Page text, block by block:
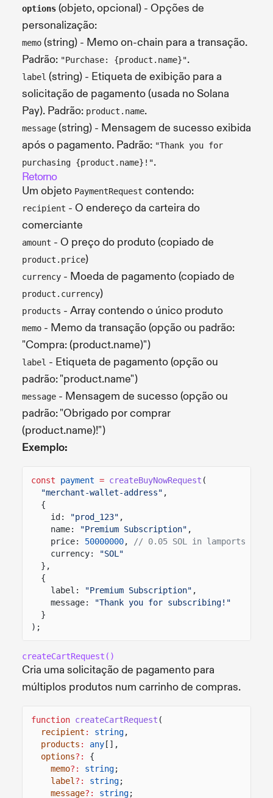
options (objeto, opcional) - Opções de
personalização:
memo (string) - Memo on-chain para a transação.
Padrão: "Purchase: {product.name}".
label (string) - Etiqueta de exibição para a
solicitação de pagamento (usada no Solana
Pay). Padrão: product.name.
message (string) - Mensagem de sucesso exibida
após o pagamento. Padrão: "Thank you for
purchasing {product.name}!".
Retorno
Um objeto PaymentRequest contendo:
recipient - O endereço da carteira do
comerciante
amount - O preço do produto (copiado de
product.price)
currency - Moeda de pagamento (copiado de
product.currency)
products - Array contendo o único produto
memo - Memo da transação (opção ou padrão:
"Compra: (product.name)")
label - Etiqueta de pagamento (opção ou
padrão: "product.name")
message - Mensagem de sucesso (opção ou
padrão: "Obrigado por comprar
(product.name)!")
Exemplo:
const payment = createBuyNowRequest (
"merchant-wallet-address" ,
{
id:
"prod_123" ,
name:
"Premium Subscription" ,
price:
50000000,
// 0.05 SOL in lamports
currency:
"SOL"
},
{
label:
"Premium Subscription" ,
message:
"Thank you for subscribing!"
}
);
createCartRequest()
Cria uma solicitação de pagamento para
múltiplos produtos num carrinho de compras.
function createCartRequest (
recipient : string,
products : any [],
options?:
{
memo?: string;
label ?: string;
message?: string;